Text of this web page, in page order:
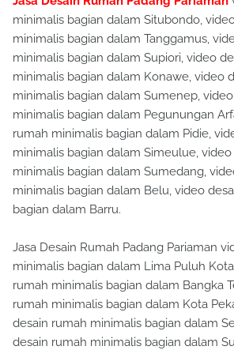
minimalis bagian dalam Situbondo,
minimalis bagian dalam Tanggamus,
minimalis bagian dalam Supiori, video
minimalis bagian dalam Konawe, video
minimalis bagian dalam Sumenep,
minimalis bagian dalam Pegunungan
rumah minimalis bagian dalam Pidie,
minimalis bagian dalam Simeulue,
minimalis bagian dalam Sumedang,
minimalis bagian dalam Belu, video
bagian dalam Barru.
Jasa Desain Rumah Padang Pariaman
minimalis bagian dalam Lima Puluh
rumah minimalis bagian dalam Bangka
rumah minimalis bagian dalam Kota
desain rumah minimalis bagian dalam
desain rumah minimalis bagian dalam